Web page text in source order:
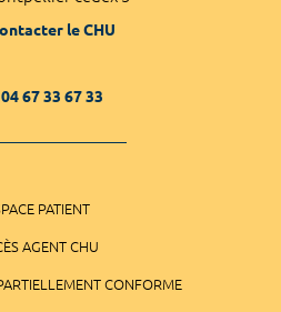
le CHU
04 67 33 67 33
PATIENT
AGENT CHU
CONFORME